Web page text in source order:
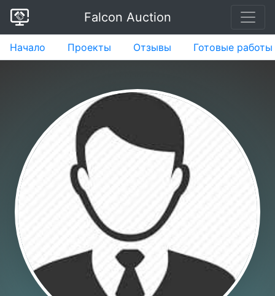
Falcon Auction
Начало Проекты Отзывы Готовые работы